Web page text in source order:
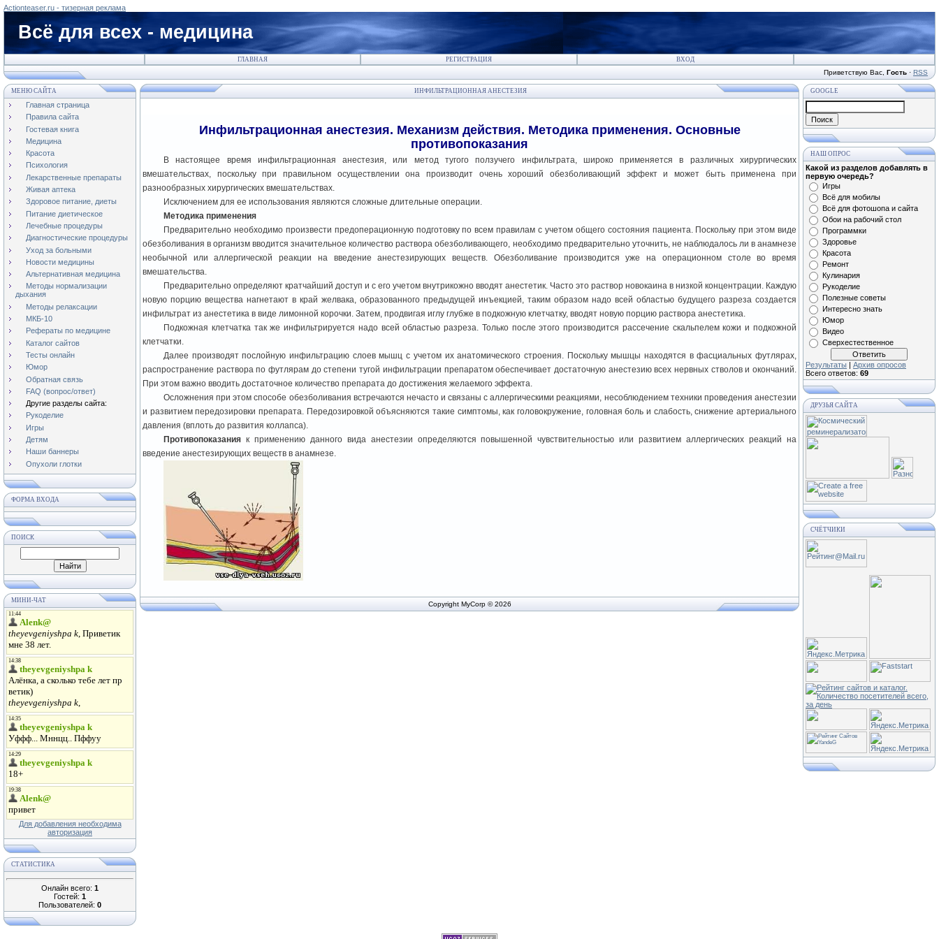
Actionteaser.ru - тизерная реклама
Всё для всех - медицина
ГЛАВНАЯ РЕГИСТРАЦИЯ ВХОД
Приветствую Вас Гость · RSS
МЕНЮ САЙТА
Главная страница
Правила сайта
Гостевая книга
Медицина
Красота
Психология
Лекарственные препараты
Живая аптека
Здоровое питание, диеты
Питание диетическое
Лечебные процедуры
Диагностические процедуры
Уход за больными
Новости медицины
Альтернативная медицина
Методы нормализации
дыхания
Методы релаксации
МКБ-10
Рефераты по медицине
Каталог сайтов
Тесты онлайн
Юмор
Обратная связь
FAQ (вопрос/ответ)
Другие разделы сайта:
Рукоделие
Игры
Детям
Наши баннеры
Опухоли глотки
ФОРМА ВХОДА
ПОИСК
МИНИ-ЧАТ
Для добавления необходима
авторизация
СТАТИСТИКА
Онлайн всего: 1
Гостей: 1
Пользователей: 0
ИНФИЛЬТРАЦИОННАЯ АНЕСТЕЗИЯ
Инфильтрационная анестезия. Механизм действия. Методика применения. Основные
противопоказания
В настоящее время инфильтрационная анестезия, или метод тугого ползучего инфильтрата, широко применяется в различных хирургических
вмешательствах, поскольку при правильном осуществлении она производит очень хороший обезболивающий эффект и может быть применена при
разнообразных хирургических вмешательствах.
Исключением для ее использования являются сложные длительные операции.
Методика применения
Предварительно необходимо произвести предоперационную подготовку по всем правилам с учетом общего состояния пациента. Поскольку при этом виде
обезболивания в организм вводится значительное количество раствора обезболивающего, необходимо предварительно уточнить, не наблюдалось ли в анамнезе
необычной или аллергической реакции на введение анестезирующих веществ. Обезболивание производится уже на операционном столе во время
вмешательства.
Предварительно определяют кратчайший доступ и с его учетом внутрикожно вводят анестетик. Часто это раствор новокаина в низкой концентрации. Каждую
новую порцию вещества нагнетают в край желвака, образованного предыдущей инъекцией, таким образом надо всей областью будущего разреза создается
инфильтрат из анестетика в виде лимонной корочки. Затем, продвигая иглу глубже в подкожную клетчатку, вводят новую порцию раствора анестетика.
Подкожная клетчатка так же инфильтрируется надо всей областью разреза. Только после этого производится рассечение скальпелем кожи и подкожной
клетчатки.
Далее производят послойную инфильтрацию слоев мышц с учетом их анатомического строения. Поскольку мышцы находятся в фасциальных футлярах,
распространение раствора по футлярам до степени тугой инфильтрации препаратом обеспечивает достаточную анестезию всех нервных стволов и окончаний.
При этом важно вводить достаточное количество препарата до достижения желаемого эффекта.
Осложнения при этом способе обезболивания встречаются нечасто и связаны с аллергическими реакциями, несоблюдением техники проведения анестезии
и развитием передозировки препарата. Передозировкой объясняются такие симптомы, как головокружение, головная боль и слабость, снижение артериального
давления (вплоть до развития коллапса).
Противопоказания к применению данного вида анестезии определяются повышенной чувствительностью или развитием аллергических реакций на
введение анестезирующих веществ в анамнезе.
Copyright MyCorp © 2026
GOOGLE
НАШ ОПРОС
Какой из разделов добавлять в
первую очередь?
Игры
Всё для мобилы
Всё для фотошопа и сайта
Обои на рабочий стол
Программки
Здоровье
Красота
Ремонт
Кулинария
Рукоделие
Полезные советы
Интересно знать
Юмор
Видео
Сверхестественное
Результаты | Архив опросов
Всего ответов: 69
ДРУЗЬЯ САЙТА
СЧЁТЧИКИ